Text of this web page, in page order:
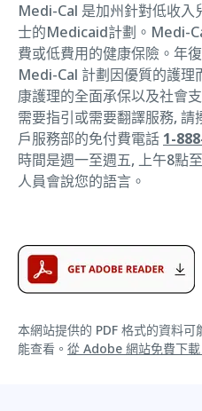
Medi-Cal 是加州針對低收入
士的Medicaid計劃。Medi-
費或低費用的健康保險。年
Medi-Cal 計劃因優質的護理
康護理的全面承保以及社會
需要指引或需要翻譯服務,
戶服務部的免付費電話 1-
時間是週一至週五, 上午8點
人員會說您的語言。
本網站提供的 PDF 格式的資料
能查看。 從 Adobe 網站免費下